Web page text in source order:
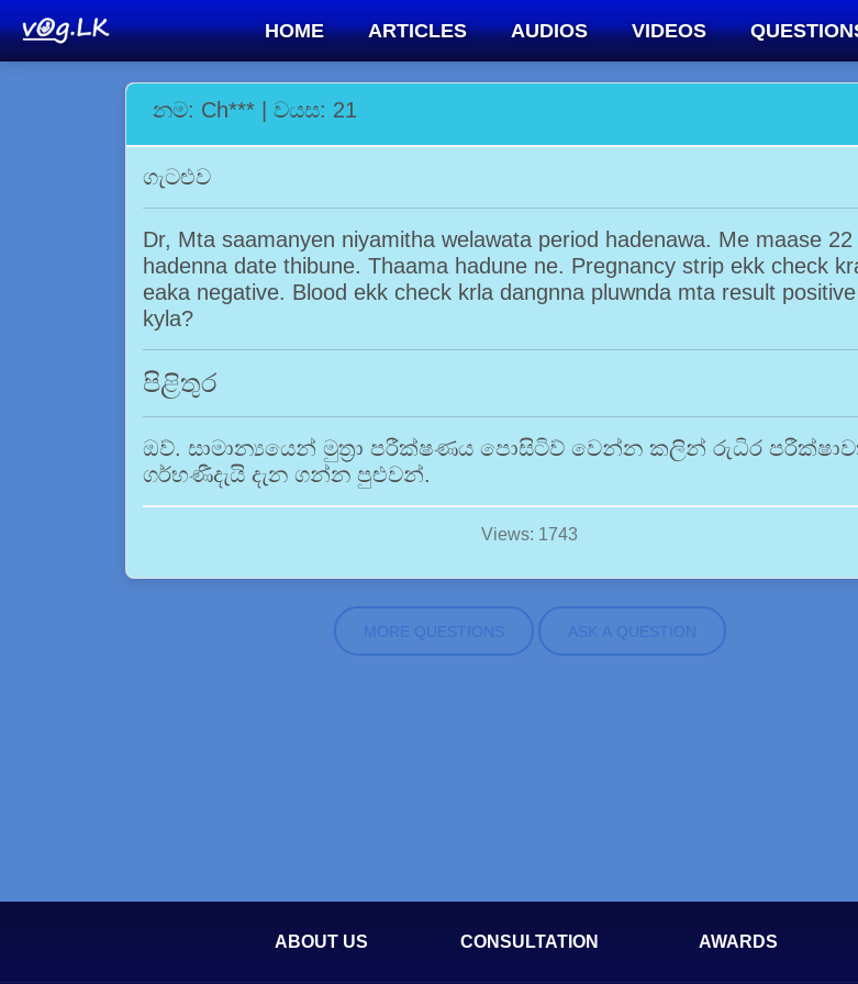
HOME ARTICLES AUDIOS VIDEOS
නම: Ch*** | වයස: 21
ගැටළුව
Dr, Mta saamanyen niyamitha welawata period hadenawa. Me maase 22
hadenna date thibune. Thaama hadune ne. Pregnancy strip ekk check
eaka negative. Blood ekk check krla dangnna pluwnda mta result
kyla?
පිළිතුර
ඔව්. සාමාන්‍යයෙන් මුත්‍රා පරීක්ෂණය පොසිටිව් වෙන්න කලින් රුධිර
ගර්භණීදැයි දැන ගන්න පුළුවන්.
Views: 1743
MORE QUESTIONS ASK A QUESTION
ABOUT US CONSULTATION AWARDS